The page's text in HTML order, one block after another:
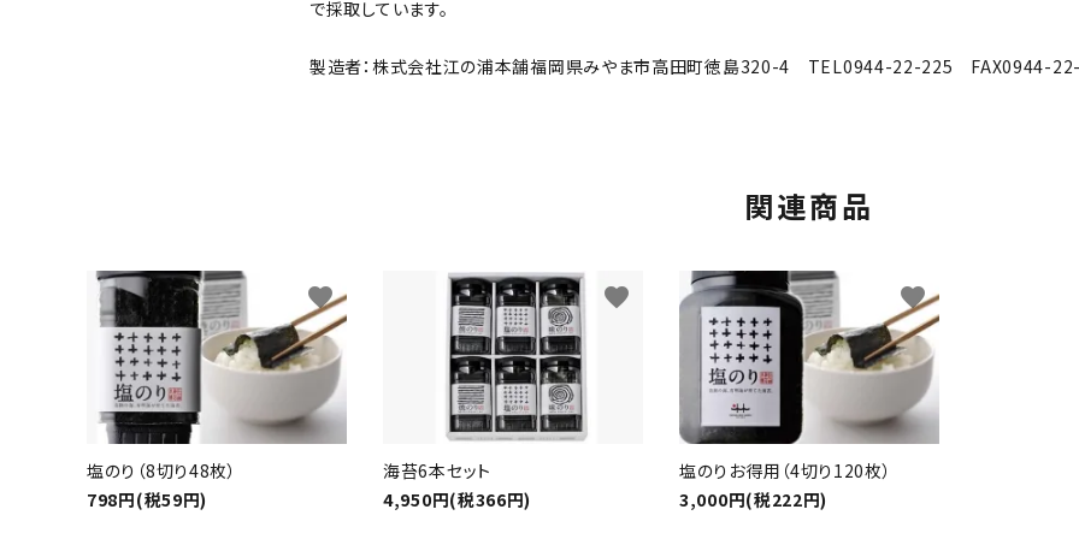
で採取しています。
製造者： 株式会社江の浦本舗福岡県みやま市高田町徳島320-4 TEL0944-22-225 FAX0944-
関連商品
塩のり（8切り48枚）
798円(税59円)
favorite
海苔6本セット
4,950円(税366円)
favorite
塩のりお得用（4切り120枚）
3,000円(税222円)
favorite